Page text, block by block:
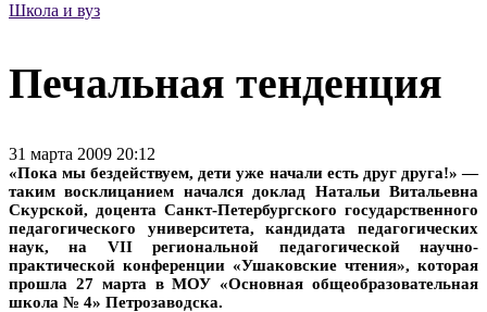
Школа и вуз
Печальная тенденция
31 марта 2009 20:12
«Пока мы бездействуем, дети уже начали есть друг друга!» —
таким восклицанием начался доклад Натальи Витальевна
Скурской, доцента Санкт-Петербургского государственного
педагогического университета, кандидата педагогических
наук, на VII региональной педагогической научно-
практической конференции «Ушаковские чтения», которая
прошла 27 марта в МОУ «Основная общеобразовательная
школа № 4» Петрозаводска.